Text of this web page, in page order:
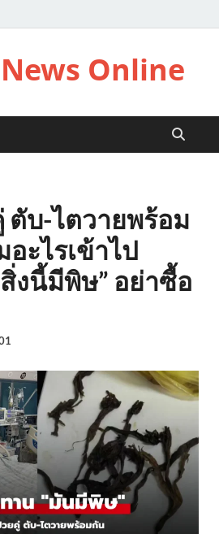
Online
ตับ-ไตวายพร้อม
ะไรเข้าไป
งนี้มีพิษ” อย่าซื้อ